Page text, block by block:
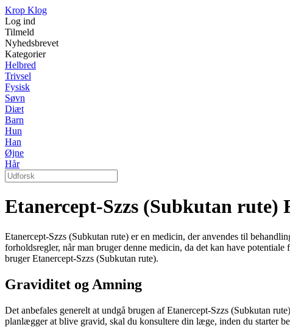
Krop Klog
Log ind
Tilmeld
Nyhedsbrevet
Kategorier
Helbred
Trivsel
Fysisk
Søvn
Diæt
Barn
Hun
Han
Øjne
Hår
Etanercept-Szzs (Subkutan rute)
Etanercept-Szzs (Subkutan rute) er en medicin, der anvendes til
forholdsregler, når man bruger denne medicin, da det kan have
bruger Etanercept-Szzs (Subkutan rute).
Graviditet og Amning
Det anbefales generelt at undgå brugen af Etanercept-Szzs (Subkutan
planlægger at blive gravid, skal du konsultere din læge, inden du starter